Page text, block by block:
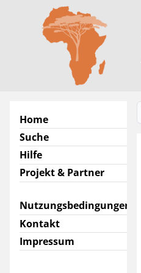
Home
Suche
Hilfe
Projekt & Partner
Nutzungsbedingungen
Kontakt
Impressum